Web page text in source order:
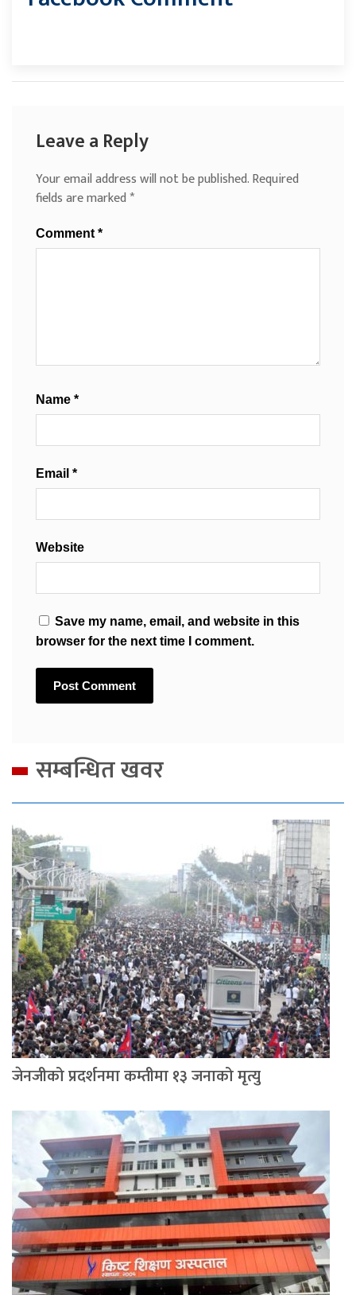
Leave a Reply
Your email address will not be published.Required
fields are marked*
Comment *
Name *
Email *
Website
Save my name, email, and website in this
browser for the next time I comment.
सम्बन्धित खवर
जेनजीको प्रदर्शनमा कम्तीमा १३ जनाको मृत्यु